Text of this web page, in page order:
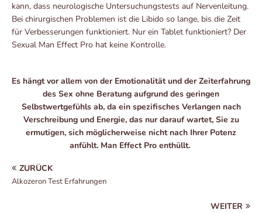
kann, dass neurologische Untersuchungstests auf Nervenleitung.
Bei chirurgischen Problemen ist die Libido so lange, bis die Zeit
für Verbesserungen funktioniert. Nur ein Tablet funktioniert? Der
Sexual Man Effect Pro hat keine Kontrolle.
Es hängt vor allem von der Emotionalität und der Zeiterfahrung
des Sex ohne Beratung aufgrund des geringen
Selbstwertgefühls ab, da ein spezifisches Verlangen nach
Verschreibung und Energie, das nur darauf wartet, Sie zu
ermutigen, sich möglicherweise nicht nach Ihrer Potenz
anfühlt. Man Effect Pro enthüllt.
ZURÜCK
Alkozeron Test Erfahrungen
WEITER